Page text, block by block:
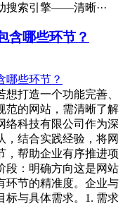
搜索引擎——清晰···
含哪些环节？
打造一个功能完善、
范的网站，需清晰了解
络科技有限公司作为深
，结合实践经验，将网
，帮助企业有序推进项
段：明确方向这是网站
环节的精准度。企业与
标与具体需求。1. 需求